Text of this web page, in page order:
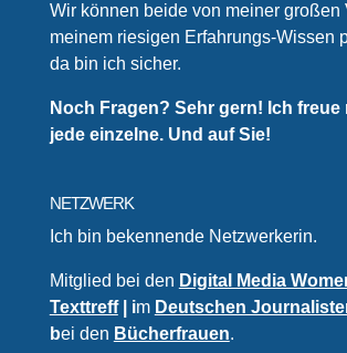
Wir können beide von meiner großen
meinem riesigen Erfahrungs-Wissen
da bin ich sicher.
Noch Fragen? Sehr gern! Ich freue
jede einzelne. Und auf Sie!
NETZWERK
Ich bin bekennende Netzwerkerin.
Mitglied bei den Digital Media
Texttreff| im Deutschen
bei den Bücherfrauen.